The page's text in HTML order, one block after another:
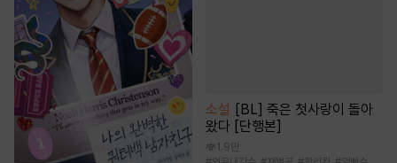
소설
[BL] 죽은 첫사랑이 돌아
왔다 [단행본]
1.9만